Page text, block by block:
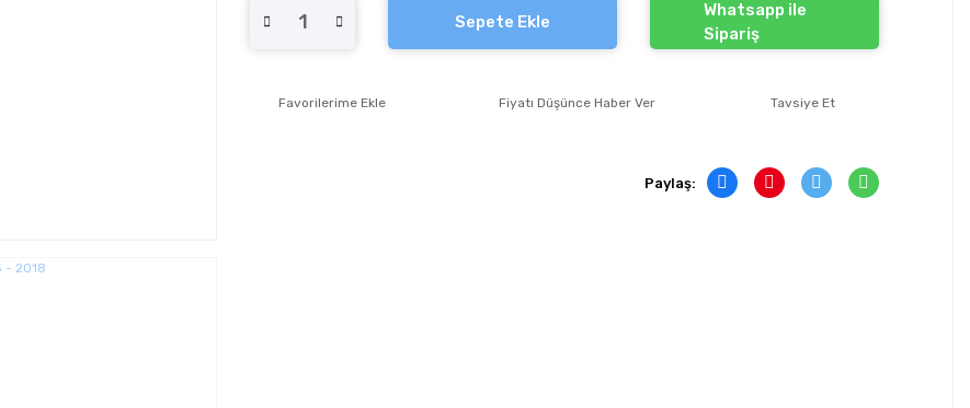
Sepete Ekle
Whatsapp ile
Sipariş
Fiyatı Düşünce Haber Ver Tavsiye Et
Paylaş: